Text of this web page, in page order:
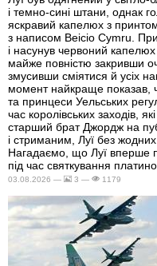
і темно-сині штани, однак
яскравий капелюх з
з написом Beicio Cymru.
і насунув червоний
майже повністю закривши
змусивши сміятися й усіх
момент найкраще
та принцеси Уельських
час королівських заходів,
старший брат Джордж на
і стриманим, Луї без
Нагадаємо, що Луї вперше
під час святкування
03.08.2026 — 3 — 1179